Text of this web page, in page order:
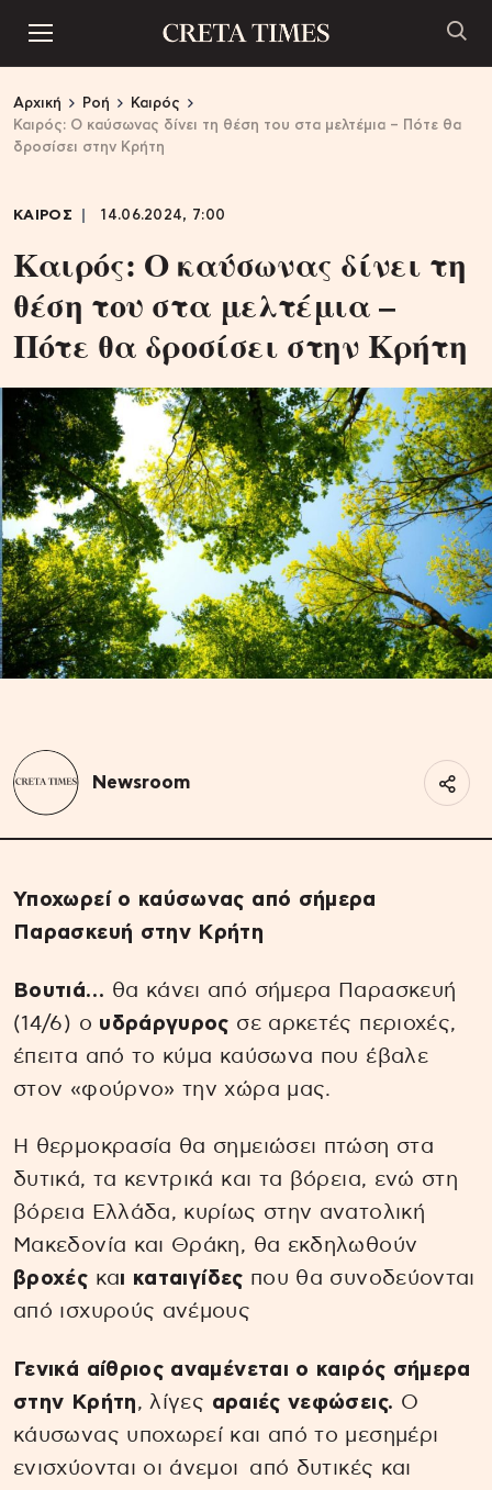
Αρχική Ροή
Καιρός
Καιρός: Ο καύσωνας δίνει τη θέση του στα μελτέμια – Πότε θα
δροσίσει στην Κρήτη
ΚΑΙΡΟΣ 14.06.2024, 7:00
Καιρός: Ο καύσωνας δίνει τη
θέση του στα μελτέμια –
Πότε θα δροσίσει στην Κρήτη
Newsroom
Υποχωρεί ο καύσωνας από σήμερα
Παρασκευή στην Κρήτη
Βουτιά… θα κάνει από σήμερα Παρασκευή
(14/6) ο υδράργυρος σε αρκετές περιοχές,
έπειτα από το κύμα καύσωνα που έβαλε
στον «φούρνο» την χώρα μας.
Η θερμοκρασία θα σημειώσει πτώση στα
δυτικά, τα κεντρικά και τα βόρεια, ενώ στη
βόρεια Ελλάδα, κυρίως στην ανατολική
Μακεδονία και Θράκη, θα εκδηλωθούν
βροχές και καταιγίδες που θα συνοδεύονται
από ισχυρούς ανέμους
Γενικά αίθριος αναμένεται ο καιρός σήμερα
στην Κρήτη, λίγες αραιές νεφώσεις. Ο
κάυσωνας υποχωρεί και από το μεσημέρι
ενισχύονται οι άνεμοι από δυτικές και